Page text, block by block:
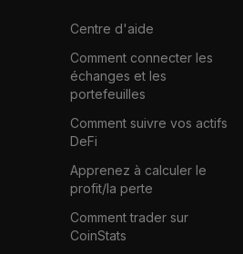
Centre d'aide
Comment connecter les
échanges et les
portefeuilles
Comment suivre vos actifs
DeFi
Apprenez à calculer le
profit/la perte
Comment trader sur
CoinStats